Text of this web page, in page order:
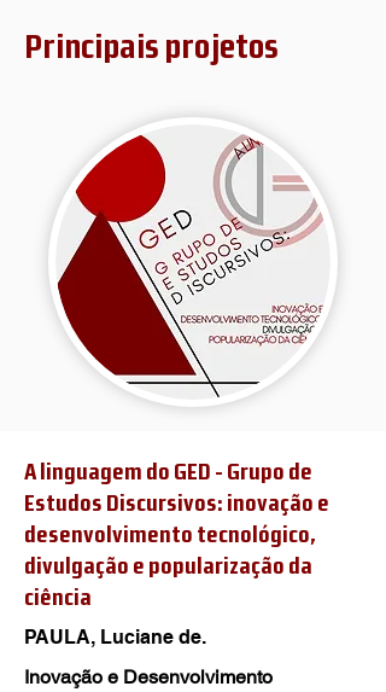
Principais projetos
A linguagem do GED - Grupo de
Estudos Discursivos: inovação e
desenvolvimento tecnológico,
divulgação e popularização da
ciência
PAULA, Luciane de.
Inovação e Desenvolvimento